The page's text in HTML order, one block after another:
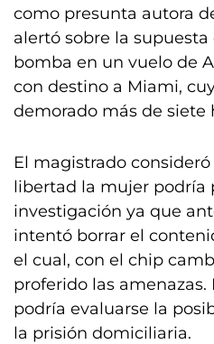
como presunta autora
alertó sobre la
bomba en un vuelo de
con destino a Miami,
demorado más de siete
El magistrado
libertad la mujer podría
investigación ya que
intentó borrar el
el cual, con el chip
proferido las amenazas.
podría evaluarse la
la prisión domiciliaria.